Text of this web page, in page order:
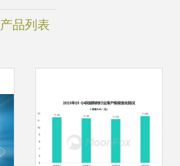
产品列表